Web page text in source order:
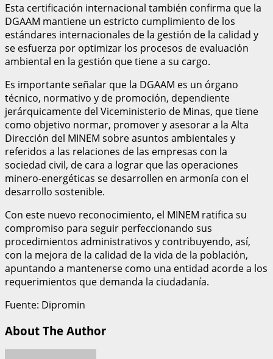
Esta certificación internacional también confirma que la
DGAAM mantiene un estricto cumplimiento de los
estándares internacionales de la gestión de la calidad y
se esfuerza por optimizar los procesos de evaluación
ambiental en la gestión que tiene a su cargo.
Es importante señalar que la DGAAM es un órgano
técnico, normativo y de promoción, dependiente
jerárquicamente del Viceministerio de Minas, que tiene
como objetivo normar, promover y asesorar a la Alta
Dirección del MINEM sobre asuntos ambientales y
referidos a las relaciones de las empresas con la
sociedad civil, de cara a lograr que las operaciones
minero-energéticas se desarrollen en armonía con el
desarrollo sostenible.
Con este nuevo reconocimiento, el MINEM ratifica su
compromiso para seguir perfeccionando sus
procedimientos administrativos y contribuyendo, así,
con la mejora de la calidad de la vida de la población,
apuntando a mantenerse como una entidad acorde a los
requerimientos que demanda la ciudadanía.
Fuente: Dipromin
About The Author